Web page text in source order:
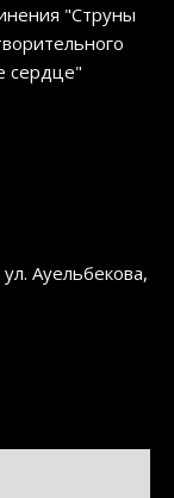
"Струны
сердце"
Ауельбекова,